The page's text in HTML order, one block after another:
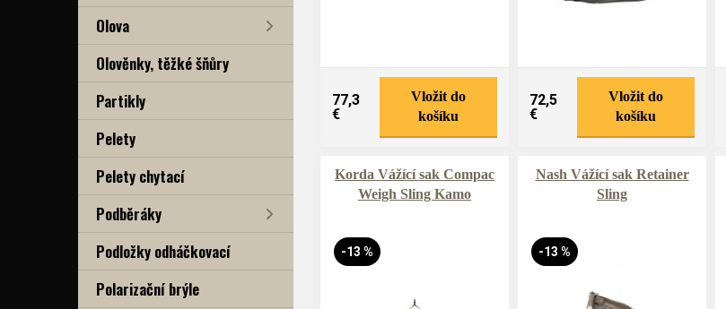
Olova
Olověnky, těžké šňůry
Partikly
Pelety
Pelety chytací
Podběráky
Podložky odháčkovací
Polarizační brýle
77,3
€
Vložit do
košíku
72,5
€
Vložit do
košíku
Korda Vážící sak Compac
Weigh Sling Kamo
-13 %
Nash Vážící sak Retainer
Sling
-13 %